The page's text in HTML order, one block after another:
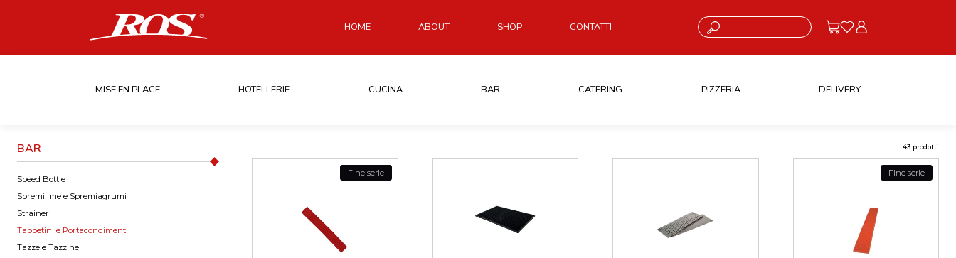
HOME ABOUT SHOP CONTATTI Cosa stai cercando?
MISE EN PLACE HOTELLERIE CUCINA BAR CATERING PIZZERIA DELIVERY
BAR
Speed Bottle
Spremilime e Spremiagrumi
Strainer
Tappetini e Portacondimenti
Tazze e Tazzine
43 prodotti
Fine serie Fine serie